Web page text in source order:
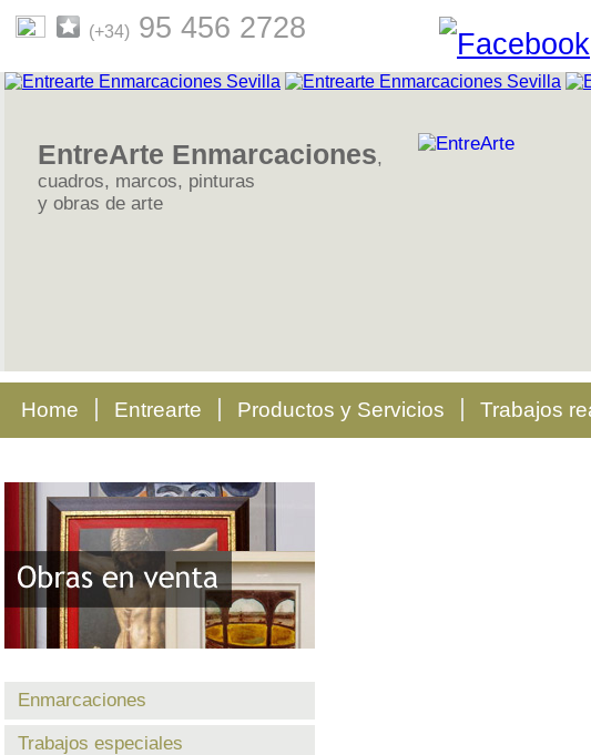
(+34) 95 456 2728
EntreArte Enmarcaciones,
cuadros, marcos, pinturas
y obras de arte
Home Entrearte Productos y Servicios Trabajos
Enmarcaciones
Trabajos especiales